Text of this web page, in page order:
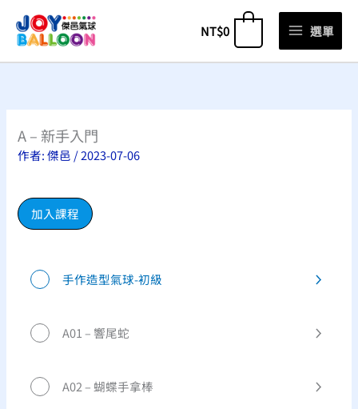
NT$0 選單
A – 新手入門
作者:傑邑 /2023-07-06
加入課程
手作造型氣球-初級
A01 – 響尾蛇
A02 – 蝴蝶手拿棒